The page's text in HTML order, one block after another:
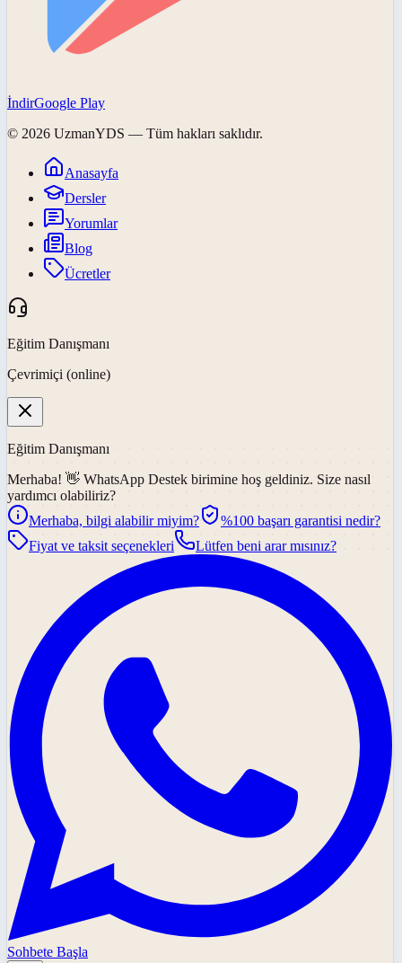
İndirGoogle Play
© 2026 UzmanYDS — Tüm hakları saklıdır.
Anasayfa
Dersler
Yorumlar
Blog
Ücretler
Eğitim Danışmanı
Çevrimiçi (online)
Eğitim Danışmanı
Merhaba! 👋 WhatsApp Destek birimine hoş geldiniz. Size nasıl
yardımcı olabiliriz?
Merhaba, bilgi alabilir miyim?
%100 başarı garantisi nedir?
Fiyat ve taksit seçenekleri
Lütfen beni arar mısınız?
Sohbete Başla